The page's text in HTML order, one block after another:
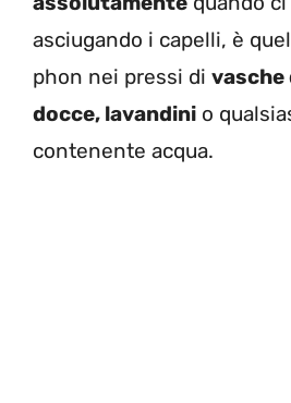
asciugando i capelli, è
phon nei pressi di vasche
docce, lavandini o
contenente acqua.